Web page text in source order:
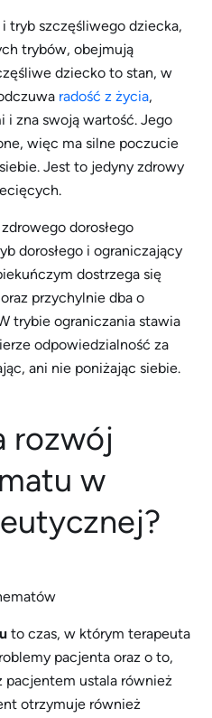
tryb szczęśliwego dziecka,
trybów, obejmują
dziecko to stan, w
radość z życia,
i zna swoją wartość. Jego
więc ma silne poczucie
Jest to jedyny zdrowy
dorosłego
dorosłego i ograniczający
dostrzega się
przychylnie dba o
trybie ograniczania stawia
odpowiedzialność za
ani nie poniżając siebie.
rozwój
w
to czas, w którym terapeuta
pacjenta oraz o to,
pacjentem ustala również
otrzymuje również